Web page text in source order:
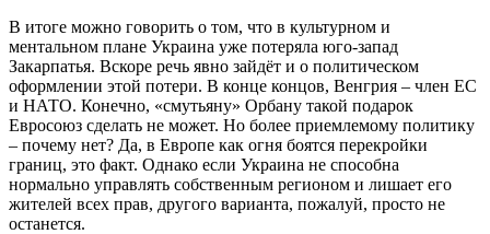
В итоге можно говорить о том, что в культурном и
ментальном плане Украина уже потеряла юго-запад
Закарпатья. Вскоре речь явно зайдёт и о политическом
оформлении этой потери. В конце концов, Венгрия – член ЕС
и НАТО. Конечно, «смутьяну» Орбану такой подарок
Евросоюз сделать не может. Но более приемлемому политику
– почему нет? Да, в Европе как огня боятся перекройки
границ, это факт. Однако если Украина не способна
нормально управлять собственным регионом и лишает его
жителей всех прав, другого варианта, пожалуй, просто не
останется.